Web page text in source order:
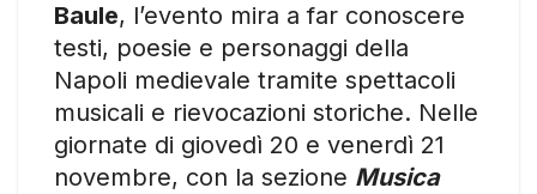
Baule, l’evento mira a far conoscere
testi, poesie e personaggi della
Napoli medievale tramite spettacoli
musicali e rievocazioni storiche. Nelle
giornate di giovedì 20 e venerdì 21
novembre, con la sezione Musica